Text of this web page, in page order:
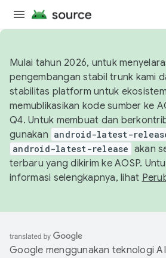
Mulai tahun 2026, untuk
pengembangan stabil trunk kami
stabilitas platform untuk
memublikasikan kode sumber ke
Q4. Untuk membuat dan
gunakan android-latest-
android-latest-release akan
terbaru yang dikirim ke AOSP.
informasi selengkapnya, lihat
Google menggunakan teknologi